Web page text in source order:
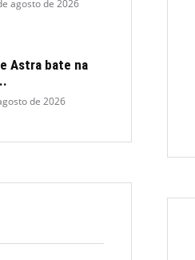
agosto de 2026
Astra bate na
de 2026